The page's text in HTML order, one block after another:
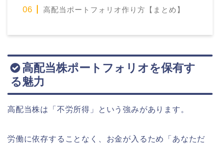
高配当ポートフォリオ作り方【まとめ】
高配当株ポートフォリオを保有す
る魅力
高配当株は「不労所得」という強みがあります。
労働に依存することなく、お金が入るため「あなただ